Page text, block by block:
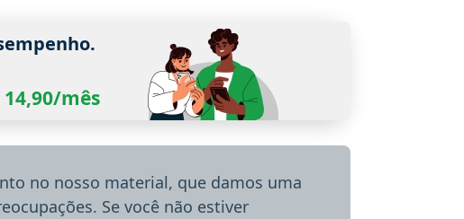
mês
no nosso material, que damos uma
Se você não estiver